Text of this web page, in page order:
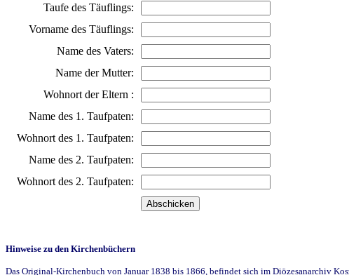
Taufe des Täuflings:
Vorname des Täuflings:
Name des Vaters:
Name der Mutter:
Wohnort der Eltern :
Name des 1. Taufpaten:
Wohnort des 1. Taufpaten:
Name des 2. Taufpaten:
Wohnort des 2. Taufpaten:
Hinweise zu den Kirchenbüchern
Das Original-Kirchenbuch von Januar 1838 bis 1866, befindet sich im Diözesanarchiv